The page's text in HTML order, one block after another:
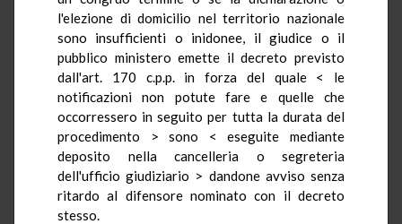
l'elezione di domicilio nel territorio nazionale
sono insufficienti o inidonee, il giudice o il
pubblico ministero emette il decreto previsto
dall'art. 170 c.p.p. in forza del quale < le
notificazioni non potute fare e quelle che
occorressero in seguito per tutta la durata del
procedimento > sono < eseguite mediante
deposito nella cancelleria o segreteria
dell'ufficio giudiziario > dandone avviso senza
ritardo al difensore nominato con il decreto
stesso.